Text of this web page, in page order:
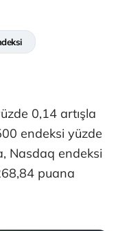
0,14 artışla
endeksi yüzde
Nasdaq endeksi
puana